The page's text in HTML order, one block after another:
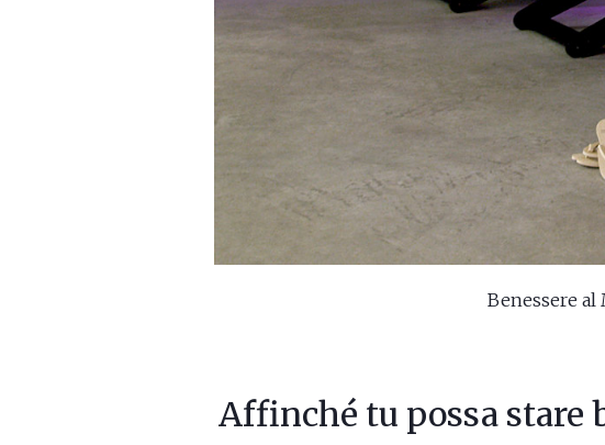
Benessere al
Affinché tu possa stare